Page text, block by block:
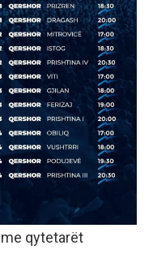
qytetarët